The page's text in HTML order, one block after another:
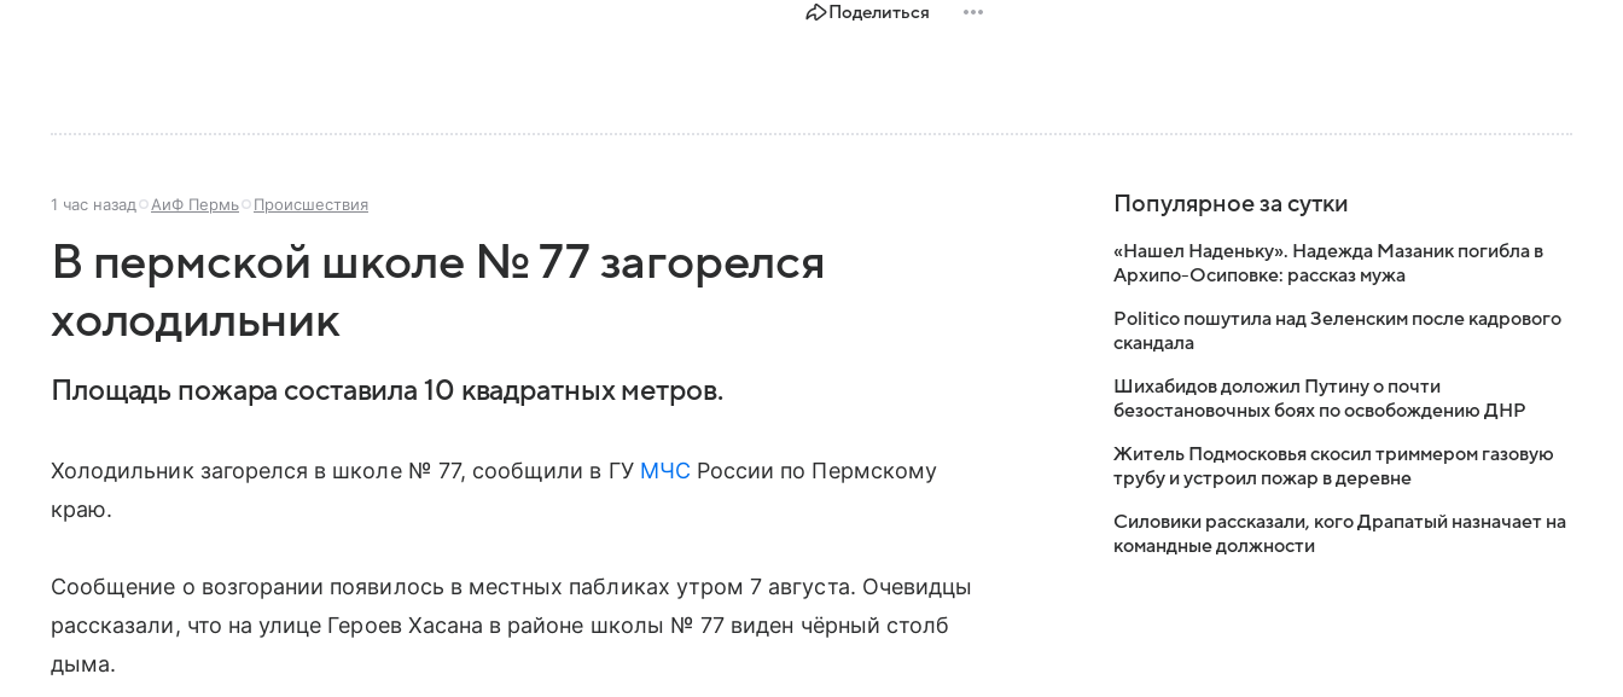
Поделиться
1 час назад АиФ Пермь Происшествия
В пермской школе № 77 загорелся
холодильник
Площадь пожара составила 10 квадратных метров.
Холодильник загорелся в школе № 77, сообщили в ГУ МЧС России по Пермскому
краю.
Сообщение о возгорании появилось в местных пабликах утром 7 августа. Очевидцы
рассказали, что на улице Героев Хасана в районе школы № 77 виден чёрный столб
дыма.
Популярное за сутки
«Нашел Наденьку». Надежда Мазаник погибла в
Архипо-Осиповке: рассказ мужа
Politico пошутила над Зеленским после кадрового
скандала
Шихабидов доложил Путину о почти
безостановочных боях по освобождению ДНР
Житель Подмосковья скосил триммером газовую
трубу и устроил пожар в деревне
Силовики рассказали, кого Драпатый назначает на
командные должности